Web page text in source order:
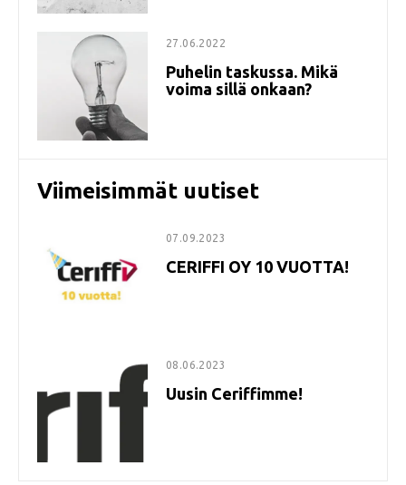
27.06.2022
Puhelin taskussa. Mikä
voima sillä onkaan?
Viimeisimmät uutiset
07.09.2023
CERIFFI OY 10 VUOTTA!
08.06.2023
Uusin Ceriffimme!